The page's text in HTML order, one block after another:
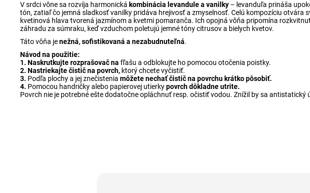
V srdci vône sa rozvíja harmonická kombinácia levandule a vanilky – levanduľa prináša
tón, zatiaľ čo jemná sladkosť vanilky pridáva hrejivosť a zmyselnosť. Celú kompozíciu otvára
kvetinová hlava tvorená jazmínom a kvetmi pomaranča. Ich opojná vôňa pripomína
záhradu za súmraku, keď vzduchom poletujú jemné tóny citrusov a bielych kvetov.
Táto vôňa jenežná, sofistikovaná a nezabudnuteľná.
Návod na použitie:
1. Naskrutkujte rozprašovač na fľašu a odblokujte ho pomocou otočenia poistky.
2. Nastriekajte čistič na povrch, ktorý chcete vyčistiť.
3. Podľa plochy a jej znečistenia môžete nechať čistič na povrchu krátko pôsobiť.
4. Pomocou handričky alebo papierovej utierkypovrch dôkladne utrite.
Povrch nie je potrebné ešte dodatočne opláchnuť resp. očistiť vodou. Znížil by sa antistatický